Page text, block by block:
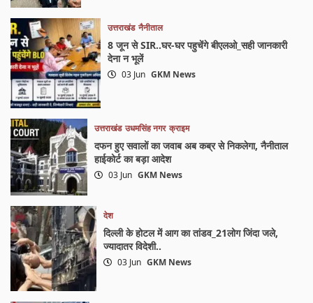
उत्तराखंड नैनीताल
8 जून से SIR..घर-घर पहुचेंगे बीएलओ_सही जानकारी
देना न भूलें
03 Jun GKM News
उत्तराखंड उधमसिंह नगर क्राइम
दफन हुए सवालों का जवाब अब कब्र से निकलेगा, नैनीताल
हाईकोर्ट का बड़ा आदेश
03 Jun GKM News
देश
दिल्ली के होटल में आग का तांडव_21लोग जिंदा जले,
ज्यादातर विदेशी..
03 Jun GKM News